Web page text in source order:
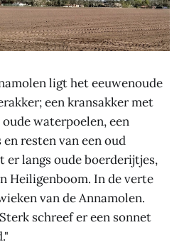
ligt het eeuwenoude
een kransakker met
waterpoelen, een
resten van een oud
er langs oude boerderijtjes,
Heiligenboom. In de verte
van de Annamolen.
schreef er een sonnet